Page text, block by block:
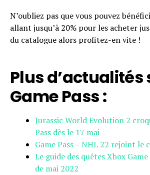
N’oubliez pas que vous pouvez
allant jusqu’à 20% pour les acheter
du catalogue alors profitez-en vite !
Plus d’actualités
Game Pass :
Jurassic World Evolution 2
Pass dès le 17 mai
Game Pass – NHL 22 rejoint le
Le guide des quêtes Xbox
de mai 2022